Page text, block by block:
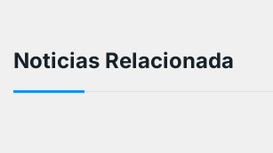
Noticias Relacionada